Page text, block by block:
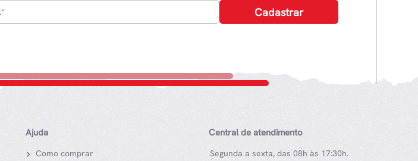
Ajuda
Como comprar
Central de atendimento
Segunda a sexta, das 08h às 17:30h.